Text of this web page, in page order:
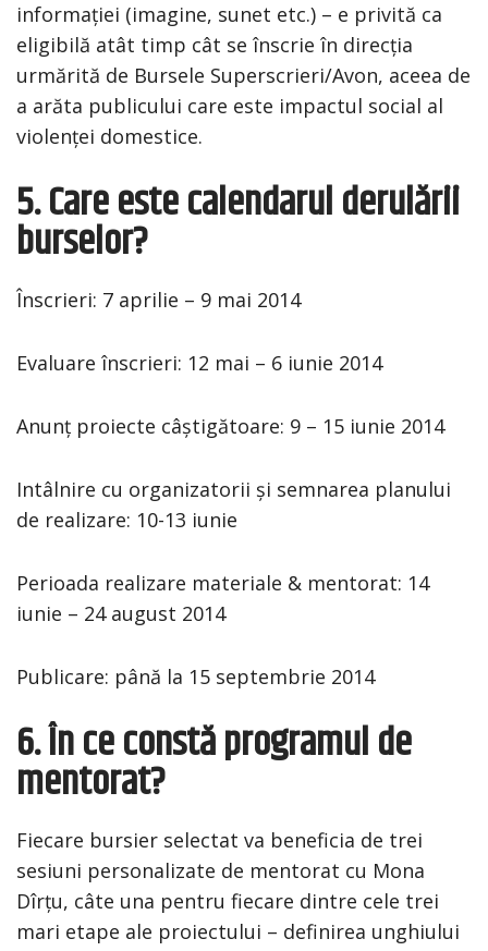
informației (imagine, sunet etc.) – e privită ca
eligibilă atât timp cât se înscrie în direcția
urmărită de Bursele Superscrieri/Avon, aceea de
a arăta publicului care este impactul social al
violenței domestice.
5. Care este calendarul derulării
burselor?
Înscrieri: 7 aprilie – 9 mai 2014
Evaluare înscrieri: 12 mai – 6 iunie 2014
Anunț proiecte câștigătoare: 9 – 15 iunie 2014
Intâlnire cu organizatorii și semnarea planului
de realizare: 10-13 iunie
Perioada realizare materiale & mentorat: 14
iunie – 24 august 2014
Publicare: până la 15 septembrie 2014
6. În ce constă programul de
mentorat?
Fiecare bursier selectat va beneficia de trei
sesiuni personalizate de mentorat cu Mona
Dîrțu, câte una pentru fiecare dintre cele trei
mari etape ale proiectului – definirea unghiului